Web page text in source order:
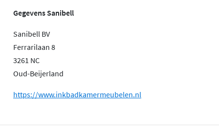
Gegevens Sanibell
Sanibell BV
Ferrarilaan 8
3261 NC
Oud-Beijerland
https://www.inkbadkamermeubelen.nl